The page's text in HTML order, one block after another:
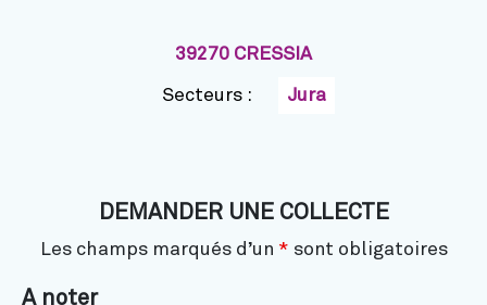
39270 CRESSIA
Secteurs : Jura
DEMANDER UNE COLLECTE
Les champs marqués d’un * sont obligatoires
A noter